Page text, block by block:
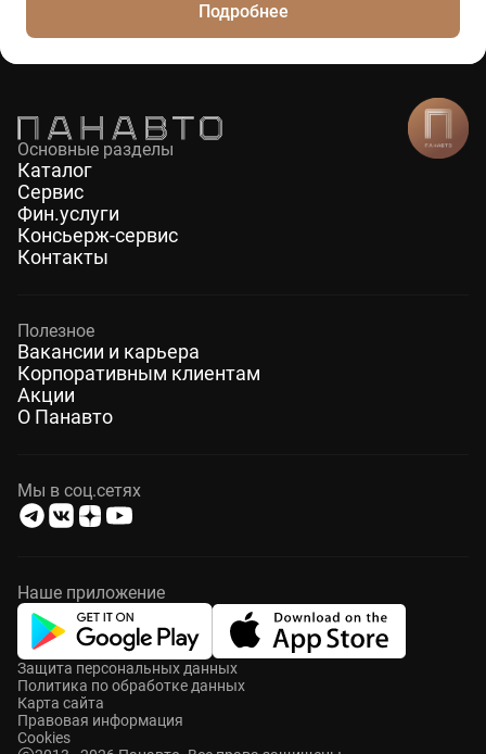
Подробнее
Основные разделы
Каталог
Сервис
Фин.услуги
Консьерж-сервис
Контакты
Полезное
Вакансии и карьера
Корпоративным клиентам
Акции
О Панавто
Мы в соц.сетях
Наше приложение
Защита персональных данных
Политика по обработке данных
Карта сайта
Правовая информация
Cookies